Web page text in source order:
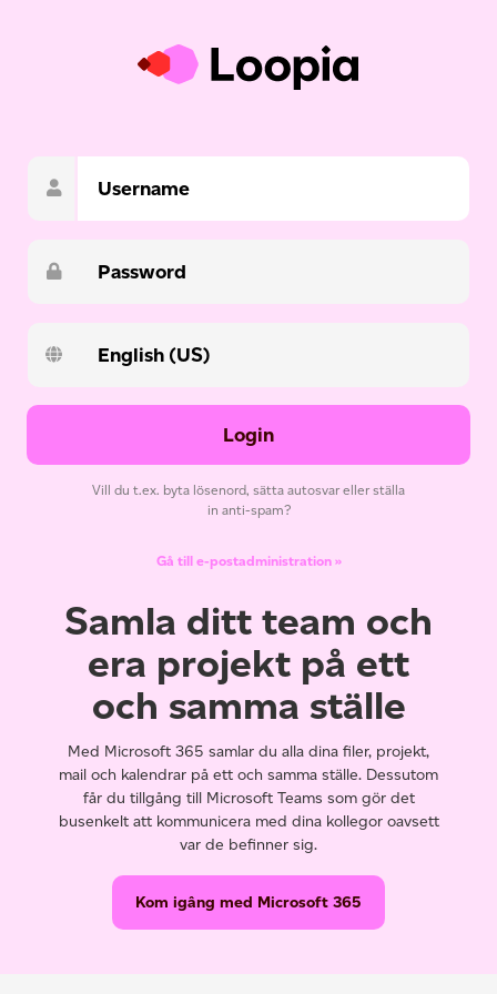
Login
Vill du t.ex. byta lösenord, sätta autosvar eller ställa
in anti-spam?
Gå till e-postadministration »
Samla ditt team och
era projekt på ett
och samma ställe
Med Microsoft 365 samlar du alla dina filer, projekt,
mail och kalendrar på ett och samma ställe. Dessutom
får du tillgång till Microsoft Teams som gör det
busenkelt att kommunicera med dina kollegor oavsett
var de befinner sig.
Kom igâng med Microsoft 365